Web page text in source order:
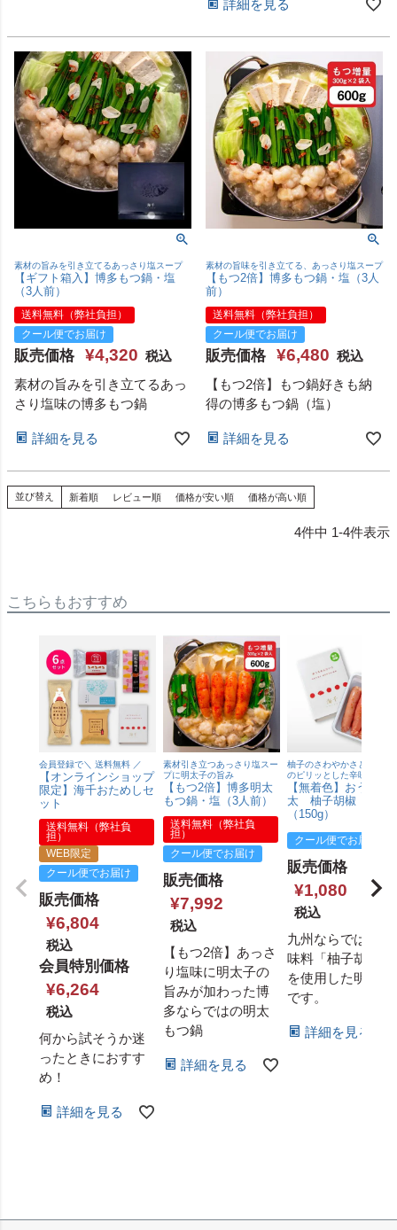
詳細を見る
素材の旨みを引き立てるあっさり塩スープ
【ギフト箱入】博多もつ鍋・塩
（3人前）
送料無料（弊社負担）
クール便でお届け
販売価格 ¥4,320 税込
素材の旨みを引き立てるあっ
さり塩味の博多もつ鍋
詳細を見る
素材の旨味を引き立てる、あっさり塩スープ
【もつ2倍】博多もつ鍋・塩（3人
前）
送料無料（弊社負担）
クール便でお届け
販売価格 ¥6,480 税込
【もつ2倍】もつ鍋好きも納
得の博多もつ鍋（塩）
詳細を見る
並び替え 新着順 レビュー順 価格が安い順 価格が高い順
4件中 1-4件表示
こちらもおすすめ
会員登録で＼ 送料無料 ／
【オンラインショップ
限定】海千おためしセ
ット
送料無料（弊社負
担）
WEB限定
クール便でお届け
販売価格
¥6,804
税込
会員特別価格
¥6,264
税込
何から試そうか迷
ったときにおすす
め！
詳細を見る
素材引き立つあっさり塩スー
プに明太子の旨み
【もつ2倍】博多明太
もつ鍋・塩（3人前）
送料無料（弊社負
担）
クール便でお届け
販売価格
¥7,992
税込
【もつ2倍】あっさ
り塩味に明太子の
旨みが加わった博
多ならではの明太
もつ鍋
詳細を見る
柚子のさわやかさと青唐辛
のピリッとした辛味が特長
【無着色】おうち明
太 柚子胡椒 切れ
（150g）
クール便でお届け
販売価格
¥1,080
税込
九州ならではの調
味料「柚子胡椒」
を使用した明太子
です。
詳細を見る